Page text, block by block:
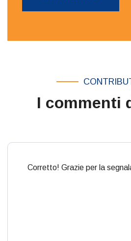
I commenti
Corretto! Grazie per la